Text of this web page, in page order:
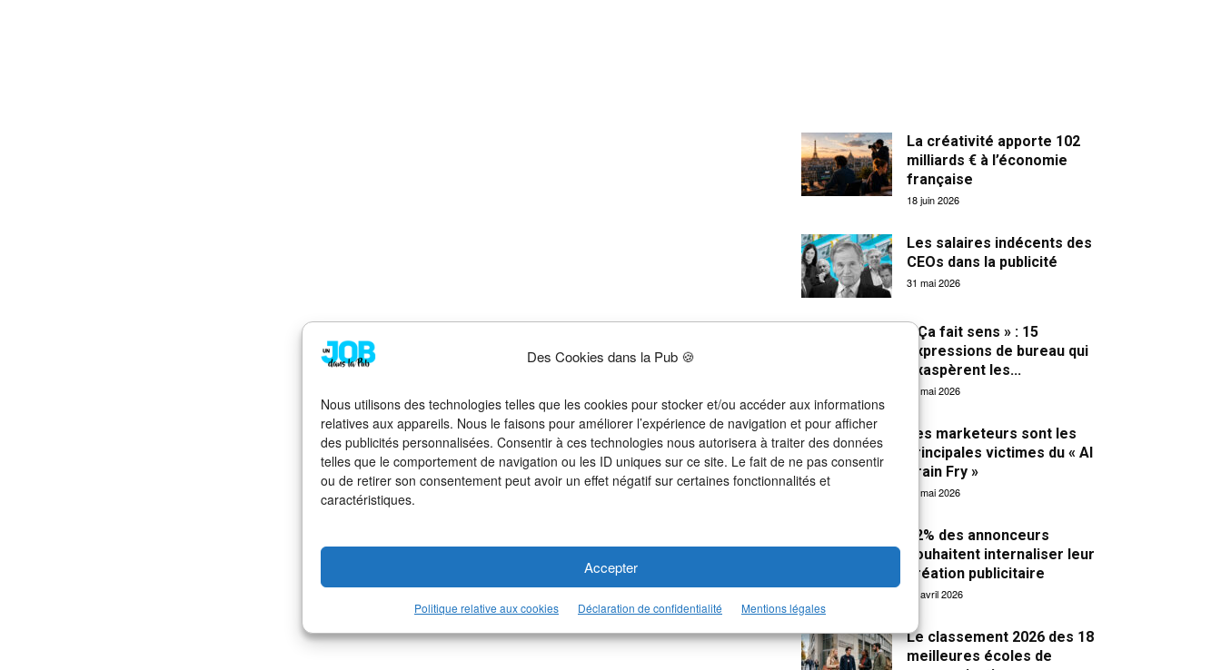
Des Cookies dans la Pub 🍪
Nous utilisons des technologies telles que les cookies pour stocker et/ou accéder aux informations
relatives aux appareils. Nous le faisons pour améliorer l’expérience de navigation et pour afficher
des publicités personnalisées. Consentir à ces technologies nous autorisera à traiter des données
telles que le comportement de navigation ou les ID uniques sur ce site. Le fait de ne pas consentir
ou de retirer son consentement peut avoir un effet négatif sur certaines fonctionnalités et
caractéristiques.
Accepter
Politique relative aux cookies Déclaration de confidentialité Mentions légales
La créativité apporte 102
milliards € à l’économie
française
18 juin 2026
Les salaires indécents des
CEOs dans la publicité
31 mai 2026
« Ça fait sens » : 15
expressions de bureau qui
exaspèrent les...
27 mai 2026
Les marketeurs sont les
principales victimes du « AI
Brain Fry »
19 mai 2026
32% des annonceurs
souhaitent internaliser leur
création publicitaire
15 avril 2026
Le classement 2026 des 18
meilleures écoles de